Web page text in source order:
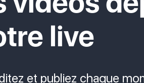
live
et publiez chaque